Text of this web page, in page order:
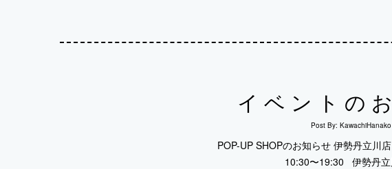
イベントの
Post By: KawachiHanako
POP-UP SHOPのお知らせ 伊勢丹立
10:30〜19:30 伊勢丹立